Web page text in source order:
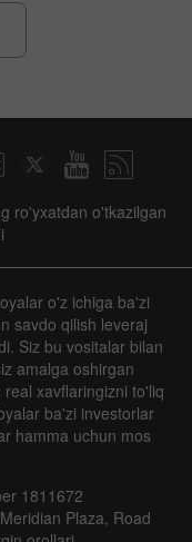
ro'yxatdan o'tkazilgan
o'z ichiga ba'zi
savdo qilish leveraj
Siz bu vositalar bilan
amalga oshirgan
xavflaringizni to'liq
ba'zi investorlar
hamma uchun mos
1811672
Plaza, Road